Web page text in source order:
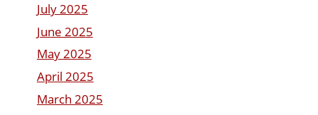
July 2025
June 2025
May 2025
April 2025
March 2025